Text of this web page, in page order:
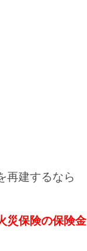
再建するなら
災保険の保険金